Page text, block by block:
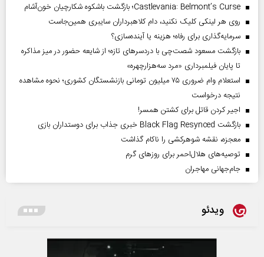
Castlevania: Belmont’s Curse؛ بازگشت باشکوه شکارچیان خون‌آشام
روی هر لینکی کلیک نکنید، دام کلاهبرداران سایبری همین‌جاست
سرمایه‌گذاری برای رفاه؛ هزینه یا آینده‌سازی؟
بازگشت مسعود شصت‌چی با دردسر‌های تازه؛ از شایعه حضور در میز مذاکره
تا پایان فیلمبرداری «مرد سه‌هزارچهره»
استعلام وام ضروری ۷۵ میلیون تومانی بازنشستگان کشوری؛ نحوه مشاهده
نتیجه درخواست
اجیر کردن قاتل برای کشتن همسر!
بازگشت Black Flag Resynced خبری جذاب برای دوستداران بازی
معجزه، نقشه شوهرکشی را ناکام گذاشت
توصیه‌های هلال‌احمر برای روز‌های گرم
جام‌جهانی مهاجران
ویدئو